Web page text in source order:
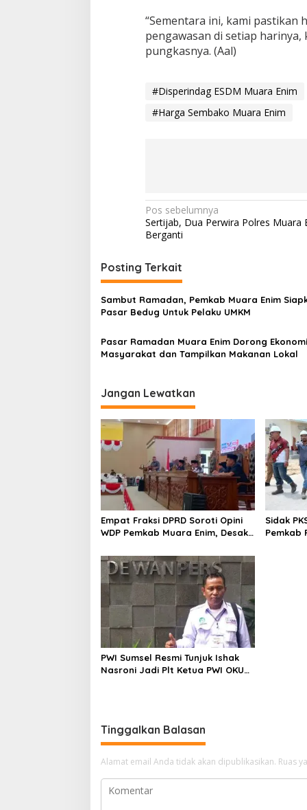
“Sementara ini, kami pastikan
pengawasan di setiap
pungkasnya. (Aal)
#Disperindag ESDM Muara Enim
#Harga Sembako Muara Enim
N
a
i
g
a
i
o
s
Pos sebelumnya
Sertijab, Dua Perwira Polres Muara
Berganti
Posting Terkait
Sambut Ramadan, Pemkab Muara Enim
Pasar Bedug Untuk Pelaku UMKM
Pasar Ramadan Muara Enim Dorong Ekonomi
Masyarakat dan Tampilkan Makanan Lokal
Jangan Lewatkan
Empat Fraksi DPRD Soroti Opini
WDP Pemkab Muara Enim, Desak
Sidak
Pemkab
PWI Sumsel Resmi Tunjuk Ishak
Nasroni Jadi Plt Ketua PWI OKU
Tinggalkan Balasan
Alamat email Anda tidak akan dipublikasikan. Ruas